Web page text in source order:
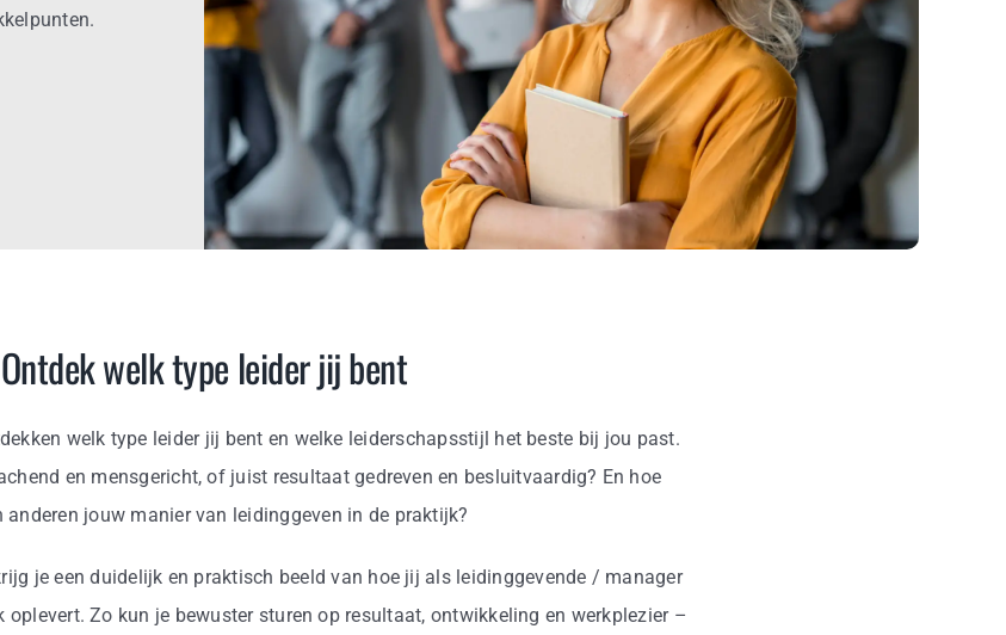
Ontdek welk type leider jij bent
welk type leider jij bent en welke leiderschapsstijl het beste bij jou past.
en mensgericht, of juist resultaat gedreven en besluitvaardig? En hoe
anderen jouw manier van leidinggeven in de praktijk?
je een duidelijk en praktisch beeld van hoe jij als leidinggevende / manager
Zo kun je bewuster sturen op resultaat, ontwikkeling en werkplezier –